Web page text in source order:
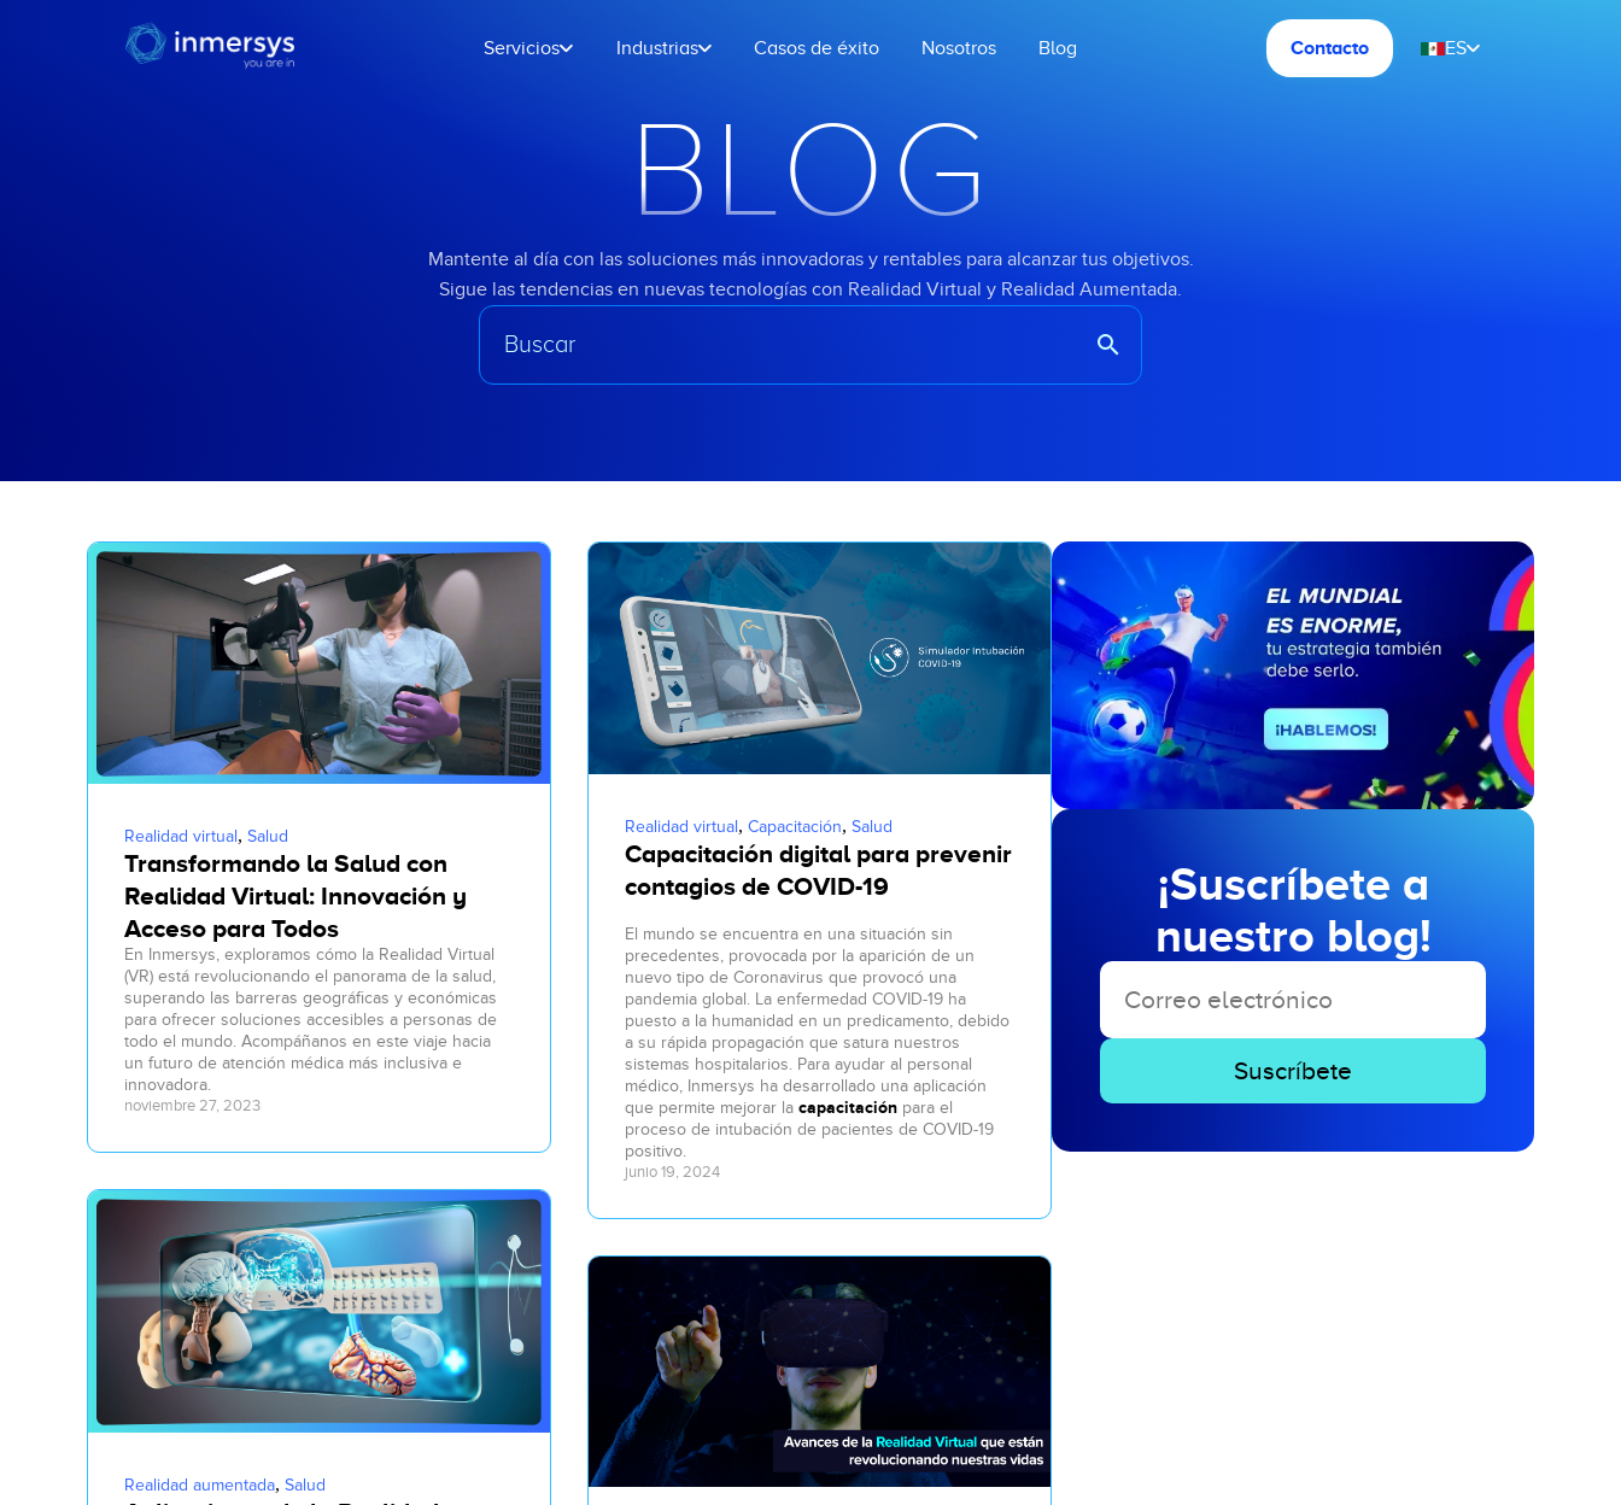
Servicios Industrias Casos de éxito Nosotros Blog Contacto ES
BLOG
Mantente al día con las soluciones más innovadoras y rentables para alcanzar tus objetivos.
Sigue las tendencias en nuevas tecnologías con Realidad Virtual y Realidad Aumentada.
search
Realidad virtual, Salud
Transformando la Salud con
Realidad Virtual: Innovación y
Acceso para Todos
En Inmersys, exploramos cómo la Realidad Virtual
(VR) está revolucionando el panorama de la salud,
superando las barreras geográficas y económicas
para ofrecer soluciones accesibles a personas de
todo el mundo. Acompáñanos en este viaje hacia
un futuro de atención médica más inclusiva e
innovadora.
noviembre 27, 2023
Realidad aumentada, Salud
Realidad virtual, Capacitación, Salud
Capacitación digital para prevenir
contagios de COVID-19
El mundo se encuentra en una situación sin
precedentes, provocada por la aparición de un
nuevo tipo de Coronavirus que provocó una
pandemia global. La enfermedad COVID-19 ha
puesto a la humanidad en un predicamento, debido
a su rápida propagación que satura nuestros
sistemas hospitalarios. Para ayudar al personal
médico, Inmersys ha desarrollado una aplicación
que permite mejorar la capacitación para el
proceso de intubación de pacientes de COVID-19
positivo.
junio 19, 2024
¡Suscríbete a
nuestro blog!